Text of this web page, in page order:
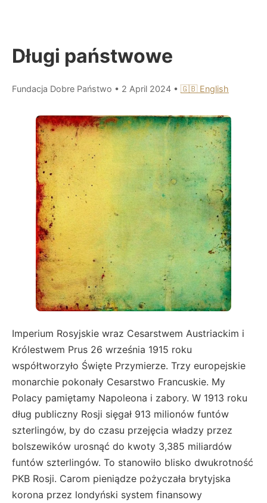
Długi państwowe
Fundacja Dobre Państwo • 2 April 2024 • 🇬🇧 English
Imperium Rosyjskie wraz Cesarstwem Austriackim i
Królestwem Prus 26 września 1915 roku
współtworzyło Święte Przymierze. Trzy europejskie
monarchie pokonały Cesarstwo Francuskie. My
Polacy pamiętamy Napoleona i zabory. W 1913 roku
dług publiczny Rosji sięgał 913 milionów funtów
szterlingów, by do czasu przejęcia władzy przez
bolszewików urosnąć do kwoty 3,385 miliardów
funtów szterlingów. To stanowiło blisko dwukrotność
PKB Rosji. Carom pieniądze pożyczała brytyjska
korona przez londyński system finansowy